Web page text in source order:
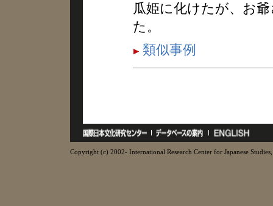
瓜姫に化けたが、お
た。
類似事例
Copyright (c) 2002- International Research Center for Japanese